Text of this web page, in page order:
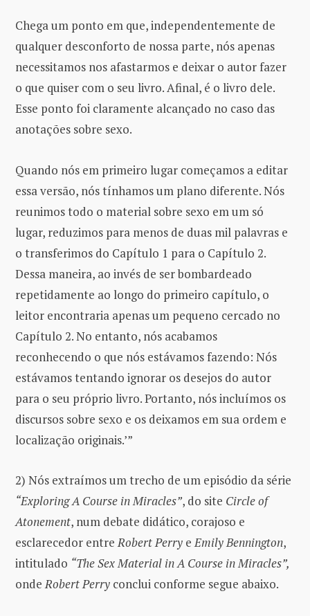
Chega um ponto em que, independentemente de
qualquer desconforto de nossa parte, nós apenas
necessitamos nos afastarmos e deixar o autor fazer
o que quiser com o seu livro. Afinal, é o livro dele.
Esse ponto foi claramente alcançado no caso das
anotações sobre sexo.
Quando nós em primeiro lugar começamos a editar
essa versão, nós tínhamos um plano diferente. Nós
reunimos todo o material sobre sexo em um só
lugar, reduzimos para menos de duas mil palavras e
o transferimos do Capítulo 1 para o Capítulo 2.
Dessa maneira, ao invés de ser bombardeado
repetidamente ao longo do primeiro capítulo, o
leitor encontraria apenas um pequeno cercado no
Capítulo 2. No entanto, nós acabamos
reconhecendo o que nós estávamos fazendo: Nós
estávamos tentando ignorar os desejos do autor
para o seu próprio livro. Portanto, nós incluímos os
discursos sobre sexo e os deixamos em sua ordem e
localização originais.’”
2) Nós extraímos um trecho de um episódio da série
“Exploring A Course in Miracles”, do site Circle of
Atonement, num debate didático, corajoso e
esclarecedor entre Robert Perry e Emily Bennington,
intitulado “The Sex Material in A Course in Miracles”,
onde Robert Perry conclui conforme segue abaixo.